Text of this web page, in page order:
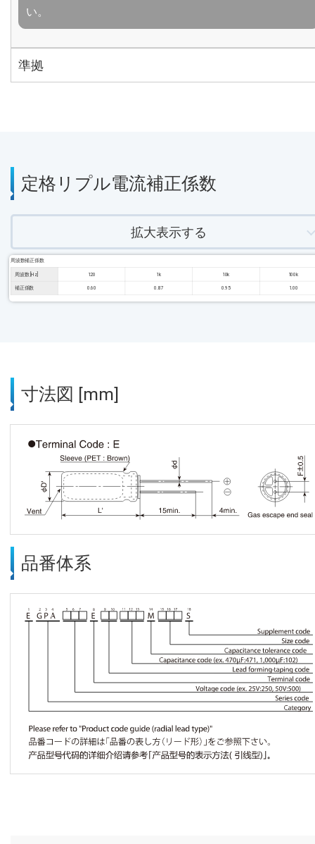
い。
準拠
定格リプル電流補正係数
拡大表示する
周波数補正係数
周波数 [Hz] 120 1k 10k 100k
補正係数 0.60 0.87 0.95 1.00
寸法図 [mm]
品番体系